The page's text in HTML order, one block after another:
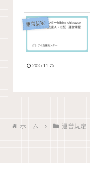
運営規定
2025.11.25
ホーム 運営規定